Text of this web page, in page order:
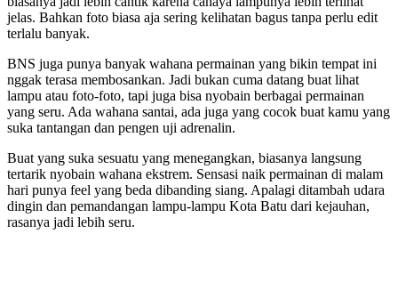
jelas. Bahkan foto biasa aja sering kelihatan bagus tanpa perlu edit
terlalu banyak.
BNS juga punya banyak wahana permainan yang bikin tempat ini
nggak terasa membosankan. Jadi bukan cuma datang buat lihat
lampu atau foto-foto, tapi juga bisa nyobain berbagai permainan
yang seru. Ada wahana santai, ada juga yang cocok buat kamu yang
suka tantangan dan pengen uji adrenalin.
Buat yang suka sesuatu yang menegangkan, biasanya langsung
tertarik nyobain wahana ekstrem. Sensasi naik permainan di malam
hari punya feel yang beda dibanding siang. Apalagi ditambah udara
dingin dan pemandangan lampu-lampu Kota Batu dari kejauhan,
rasanya jadi lebih seru.